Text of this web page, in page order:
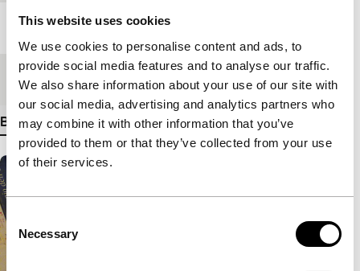
This website uses cookies
We use cookies to personalise content and ads, to
provide social media features and to analyse our traffic.
We also share information about your use of our site with
our social media, advertising and analytics partners who
may combine it with other information that you’ve
provided to them or that they’ve collected from your use
of their services.
Consent
Selection
Necessary
Lengte 93'
Medium/Formaat Betacam Digi
Bekijk meer details